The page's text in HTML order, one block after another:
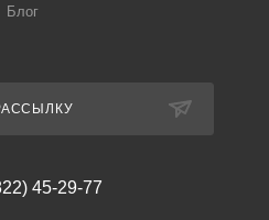
Блог
45-29-77